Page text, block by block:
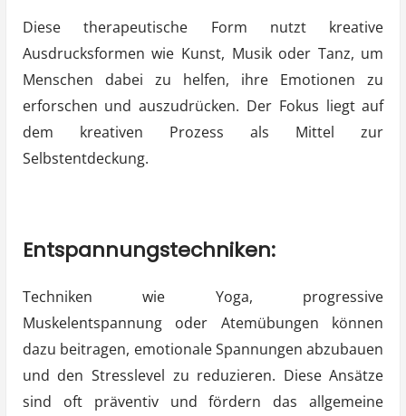
Diese therapeutische Form nutzt kreative
Ausdrucksformen wie Kunst, Musik oder Tanz, um
Menschen dabei zu helfen, ihre Emotionen zu
erforschen und auszudrücken. Der Fokus liegt auf
dem kreativen Prozess als Mittel zur
Selbstentdeckung.
Entspannungstechniken:
Techniken wie Yoga, progressive
Muskelentspannung oder Atemübungen können
dazu beitragen, emotionale Spannungen abzubauen
und den Stresslevel zu reduzieren. Diese Ansätze
sind oft präventiv und fördern das allgemeine